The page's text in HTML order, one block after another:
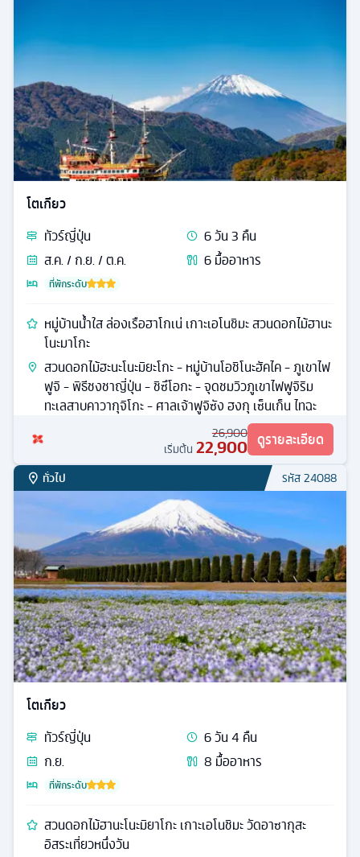
โตเกียว
ทัวร์ญี่ปุ่น 6วัน3 คืน
ส.ค. / ก.ย. / ต.ค.
6มื้ออาหาร
ที่พักระดับ
หมู่บ้านน้ำใส ล่องเรือฮาโกเน่ เกาะเอโนชิมะ สวนดอกไม้ฮานะ
โนะมาโกะ
สวนดอกไม้ฮะนะโนะมิยะโกะ - หมู่บ้านโอชิโนะฮัคไค - ภูเขาไฟ
ฟูจิ - พิธีชงชาญี่ปุ่น - ชิซึโอกะ - จุดชมวิวภูเขาไฟฟูจิริม
ทะเลสาบคาวากุจิโกะ - ศาลเจ้าฟูจิซัง ฮงกุ เซ็นเก็น ไทฉะ
26,900
เริ่มต้น 22,900 ดูรายละเอียด
ทั่วไป รหัส24088
โตเกียว
ทัวร์ญี่ปุ่น 6วัน4 คืน
ก.ย.
8 มื้ออาหาร
ที่พักระดับ
สวนดอกไม้ฮานะโนะมิยาโกะ เกาะเอโนชิมะ วัดอาซากุสะ
อิสระเที่ยวหนึ่งวัน